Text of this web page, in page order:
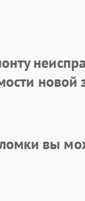
новой
вы